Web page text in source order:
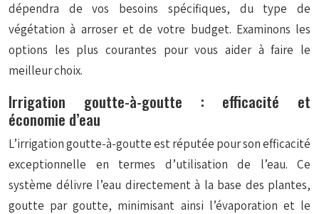
dépendra de vos besoins spécifiques, du type de
végétation à arroser et de votre budget. Examinons les
options les plus courantes pour vous aider à faire le
meilleur choix.
Irrigation goutte-à-goutte : efficacité et
économie d’eau
L’irrigation goutte-à-goutte est réputée pour sonefficacité
exceptionnelle en termes d’utilisation de l’eau. Ce
système délivre l’eau directement à la base des plantes,
goutte par goutte, minimisant ainsi l’évaporation et le